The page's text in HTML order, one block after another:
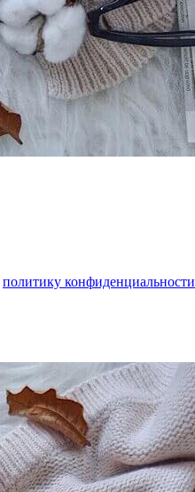
политику конфиденциальности